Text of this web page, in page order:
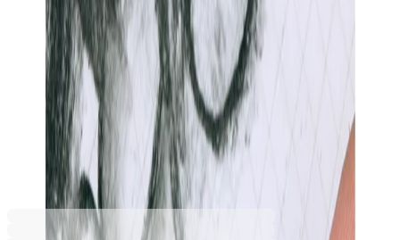
Milan Хартиен молив, с
торшон, диаметър 18 mm, 12
броя
1015130069
Баркод: 8411574037477